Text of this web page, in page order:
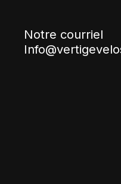
Notre courriel